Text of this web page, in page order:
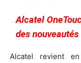
Alcatel
des nouveautés
Alcatel revient